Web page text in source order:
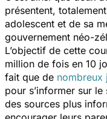
présentent,
adolescent et de sa
gouvernement néo-
L’objectif de cette
million de fois en 10
fait que de nombreux
pour s’informer sur
des sources plus